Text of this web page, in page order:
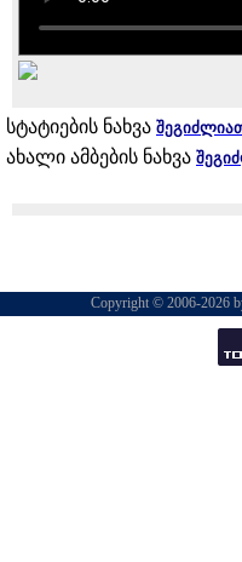
სტატიების ნახვა
ახალი ამბების ნახვა
Copyright © 2006-2026